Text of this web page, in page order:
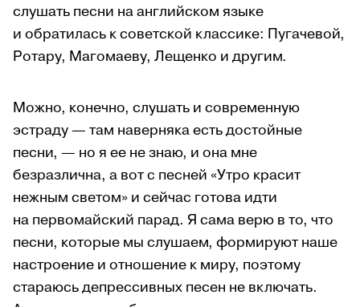
слушать песни на английском языке
и обратилась к советской классике: Пугачевой,
Ротару, Магомаеву, Лещенко и другим.
Можно, конечно, слушать и современную
эстраду — там наверняка есть достойные
песни, — но я ее не знаю, и она мне
безразлична, а вот с песней «Утро красит
нежным светом» и сейчас готова идти
на первомайский парад. Я сама верю в то, что
песни, которые мы слушаем, формируют наше
настроение и отношение к миру, поэтому
стараюсь депрессивных песен не включать.